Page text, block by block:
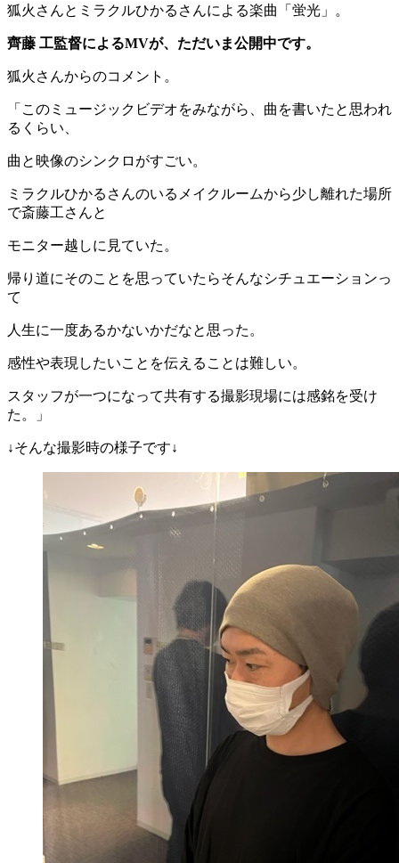
狐火さんとミラクルひかるさんによる楽曲「蛍光」。
齊藤 工監督によるMVが、ただいま公開中です。
狐火さんからのコメント。
「このミュージックビデオをみながら、曲を書いたと思われ
るくらい、
曲と映像のシンクロがすごい。
ミラクルひかるさんのいるメイクルームから少し離れた場所
で斎藤工さんと
モニター越しに見ていた。
帰り道にそのことを思っていたらそんなシチュエーションっ
て
人生に一度あるかないかだなと思った。
感性や表現したいことを伝えることは難しい。
スタッフが一つになって共有する撮影現場には感銘を受け
た。」
↓そんな撮影時の様子です↓